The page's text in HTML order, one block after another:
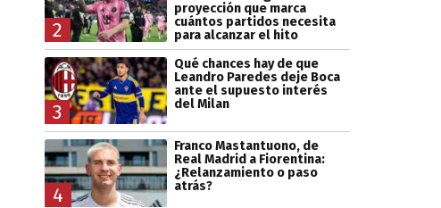
2
proyección que marca
cuántos partidos necesita
para alcanzar el hito
3
Qué chances hay de que
Leandro Paredes deje Boca
ante el supuesto interés
del Milan
4
Franco Mastantuono, de
Real Madrid a Fiorentina:
¿Relanzamiento o paso
atrás?